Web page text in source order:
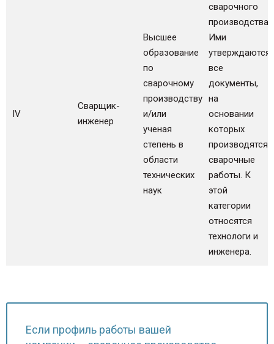
IV
Сварщик-
инженер
Высшее
образование
по
сварочному
производству
и/или
ученая
степень в
области
технических
наук
сварочного
производства.
Ими
утверждаются
все
документы,
на
основании
которых
производятся
сварочные
работы. К
этой
категории
относятся
технологи и
инженера.
Если профиль работы вашей